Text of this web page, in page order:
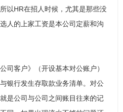
以HR在招人时候，尤其是那些没
人的上家工资是本公司定薪和沟
司客户》（开设基本对公账户）
银行发生存取款业务清单。对公
是公司与公司之间账目往来的记